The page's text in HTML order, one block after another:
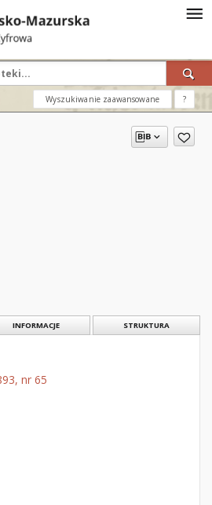
Wyszukiwanie zaawansowane ?
INFORMACJE STRUKTURA
nr 65